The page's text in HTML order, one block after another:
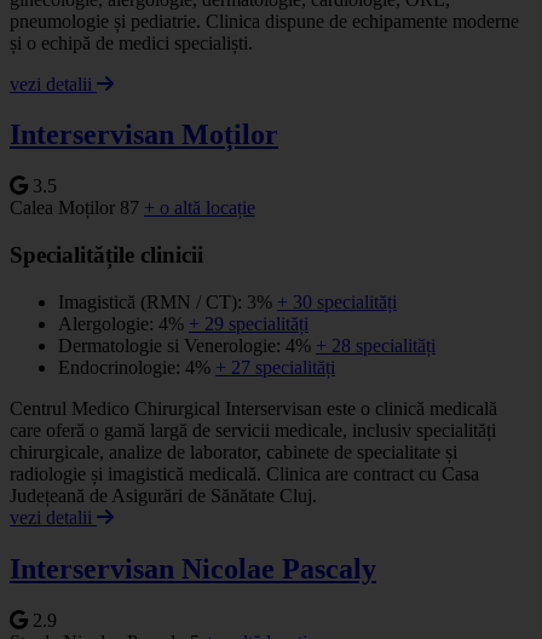
pneumologie și pediatrie. Clinica dispune de echipamente moderne
și o echipă de medici specialiști.
vezi detalii
Interservisan Moților
3.5
Calea Moților 87 + o altă locație
Specialitățile clinicii
Imagistică (RMN / CT): 3% + 30 specialități
Alergologie: 4% + 29 specialități
Dermatologie si Venerologie: 4% + 28 specialități
Endocrinologie: 4% + 27 specialități
Centrul Medico Chirurgical Interservisan este o clinică medicală
care oferă o gamă largă de servicii medicale, inclusiv specialități
chirurgicale, analize de laborator, cabinete de specialitate și
radiologie și imagistică medicală. Clinica are contract cu Casa
Județeană de Asigurări de Sănătate Cluj.
vezi detalii
Interservisan Nicolae Pascaly
2.9